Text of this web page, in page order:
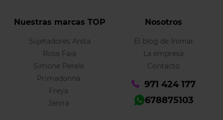
Nuestras marcas TOP
Sujetadores Anita
Rosa Faia
Simone Perele
Primadonna
Freya
Janira
Nosotros
El blog de Inimar
La empresa
Contacto
971 424 177
678875103